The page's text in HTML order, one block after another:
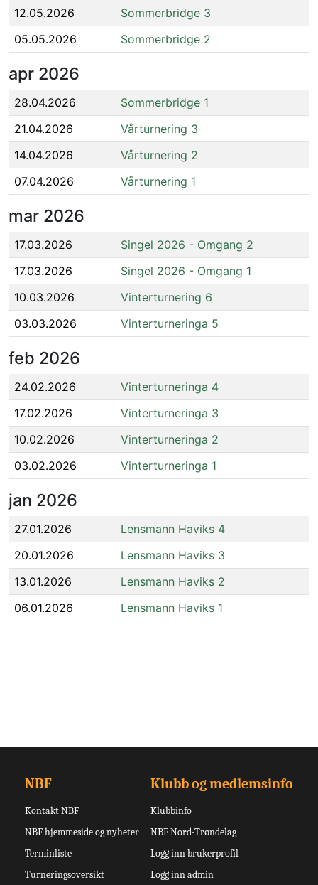
12.05.2026
Sommerbridge 3
05.05.2026
Sommerbridge 2
apr 2026
28.04.2026
Sommerbridge 1
21.04.2026
Vårturnering 3
14.04.2026
Vårturnering 2
07.04.2026
Vårturnering 1
mar 2026
17.03.2026
Singel 2026 - Omgang 2
17.03.2026
Singel 2026 - Omgang 1
10.03.2026
Vinterturnering 6
03.03.2026
Vinterturneringa 5
feb 2026
24.02.2026
Vinterturneringa 4
17.02.2026
Vinterturneringa 3
10.02.2026
Vinterturneringa 2
03.02.2026
Vinterturneringa 1
jan 2026
27.01.2026
Lensmann Haviks 4
20.01.2026
Lensmann Haviks 3
13.01.2026
Lensmann Haviks 2
06.01.2026
Lensmann Haviks 1
NBF
Kontakt NBF
NBF hjemmeside og nyheter
Terminliste
Turneringsoversikt
Klubb og medlemsinfo
Klubbinfo
NBF Nord-Trøndelag
Logg inn brukerprofil
Logg inn admin